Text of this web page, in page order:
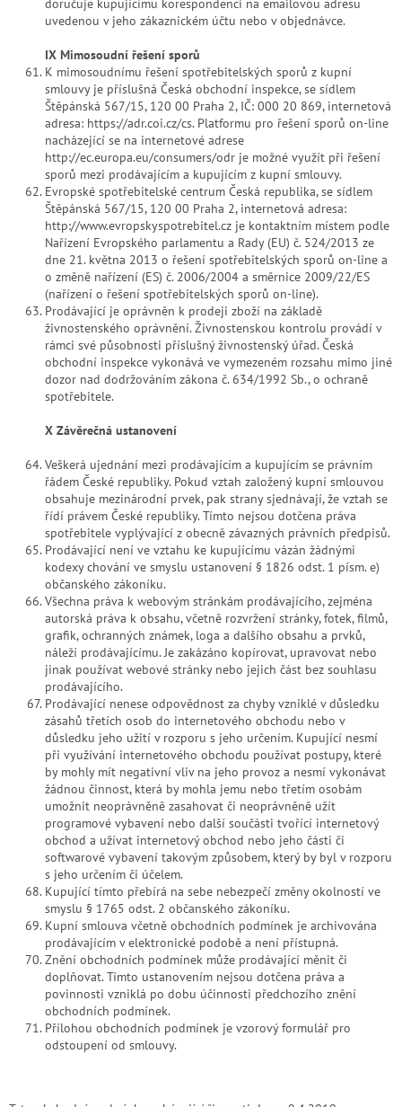
doručuje kupujícímu korespondenci na emailovou adresu
uvedenou v jeho zákaznickém účtu nebo v objednávce.
IX Mimosoudní řešení sporů
K mimosoudnímu řešení spotřebitelských sporů z kupní
smlouvy je příslušná Česká obchodní inspekce, se sídlem
Štěpánská 567/15, 120 00 Praha 2, IČ: 000 20 869, internetová
adresa: https://adr.coi.cz/cs. Platformu pro řešení sporů on-line
nacházející se na internetové adrese
http://ec.europa.eu/consumers/odr je možné využít při řešení
sporů mezi prodávajícím a kupujícím z kupní smlouvy.
Evropské spotřebitelské centrum Česká republika, se sídlem
Štěpánská 567/15, 120 00 Praha 2, internetová adresa:
http://www.evropskyspotrebitel.cz je kontaktním místem podle
Nařízení Evropského parlamentu a Rady (EU) č. 524/2013 ze
dne 21. května 2013 o řešení spotřebitelských sporů on-line a
o změně nařízení (ES) č. 2006/2004 a směrnice 2009/22/ES
(nařízení o řešení spotřebitelských sporů on-line).
Prodávající je oprávněn k prodeji zboží na základě
živnostenského oprávnění. Živnostenskou kontrolu provádí v
rámci své působnosti příslušný živnostenský úřad. Česká
obchodní inspekce vykonává ve vymezeném rozsahu mimo jiné
dozor nad dodržováním zákona č. 634/1992 Sb., o ochraně
spotřebitele.
X Závěrečná ustanovení
Veškerá ujednání mezi prodávajícím a kupujícím se právním
řádem České republiky. Pokud vztah založený kupní smlouvou
obsahuje mezinárodní prvek, pak strany sjednávají, že vztah se
řídí právem České republiky. Tímto nejsou dotčena práva
spotřebitele vyplývající z obecně závazných právních předpisů.
Prodávající není ve vztahu ke kupujícímu vázán žádnými
kodexy chování ve smyslu ustanovení § 1826 odst. 1 písm. e)
občanského zákoníku.
Všechna práva k webovým stránkám prodávajícího, zejména
autorská práva k obsahu, včetně rozvržení stránky, fotek, filmů,
grafik, ochranných známek, loga a dalšího obsahu a prvků,
náleží prodávajícímu. Je zakázáno kopírovat, upravovat nebo
jinak používat webové stránky nebo jejich část bez souhlasu
prodávajícího.
Prodávající nenese odpovědnost za chyby vzniklé v důsledku
zásahů třetích osob do internetového obchodu nebo v
důsledku jeho užití v rozporu s jeho určením. Kupující nesmí
při využívání internetového obchodu používat postupy, které
by mohly mít negativní vliv na jeho provoz a nesmí vykonávat
žádnou činnost, která by mohla jemu nebo třetím osobám
umožnit neoprávněně zasahovat či neoprávněně užít
programové vybavení nebo další součásti tvořící internetový
obchod a užívat internetový obchod nebo jeho části či
softwarové vybavení takovým způsobem, který by byl v rozporu
s jeho určením či účelem.
Kupující tímto přebírá na sebe nebezpečí změny okolností ve
smyslu § 1765 odst. 2 občanského zákoníku.
Kupní smlouva včetně obchodních podmínek je archivována
prodávajícím v elektronické podobě a není přístupná.
Znění obchodních podmínek může prodávající měnit či
doplňovat. Tímto ustanovením nejsou dotčena práva a
povinnosti vzniklá po dobu účinnosti předchozího znění
obchodních podmínek.
Přílohou obchodních podmínek je vzorový formulář pro
odstoupení od smlouvy.